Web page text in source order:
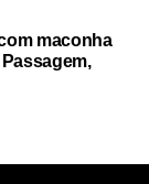
maconha